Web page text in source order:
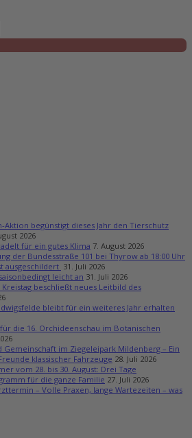
Aktion begünstigt dieses Jahr den Tierschutz
2026
für ein gutes Klima 7. August 2026
der Bundesstraße 101 bei Thyrow ab 18:00 Uhr
ausgeschildert 31. Juli 2026
leicht an 31. Juli 2026
beschließt neues Leitbild des
bleibt für ein weiteres Jahr erhalten
die 16. Orchideenschau im Botanischen
Gemeinschaft im Ziegeleipark Mildenberg – Ein
klassischer Fahrzeuge 28. Juli 2026
vom 28. bis 30. August: Drei Tage
für die ganze Familie 27. Juli 2026
– Volle Praxen, lange Wartezeiten – was